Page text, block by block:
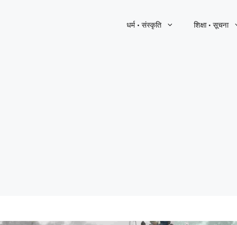
धर्म · संस्कृति शिक्षा · सूचना